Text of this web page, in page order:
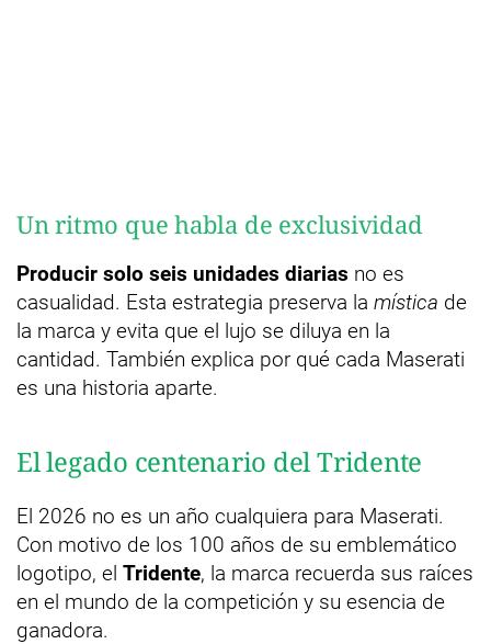
Un ritmo que habla de exclusividad
Producir solo seis unidades diarias no es
casualidad. Esta estrategia preserva la mística de
la marca y evita que el lujo se diluya en la
cantidad. También explica por qué cada Maserati
es una historia aparte.
El legado centenario del Tridente
El 2026 no es un año cualquiera para Maserati.
Con motivo de los 100 años de su emblemático
logotipo, el Tridente, la marca recuerda sus raíces
en el mundo de la competición y su esencia de
ganadora.